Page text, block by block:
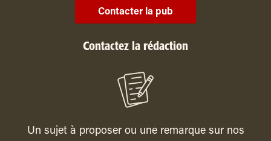
Contacter la pub
Contactez la rédaction
Un sujet à proposer ou une remarque sur nos